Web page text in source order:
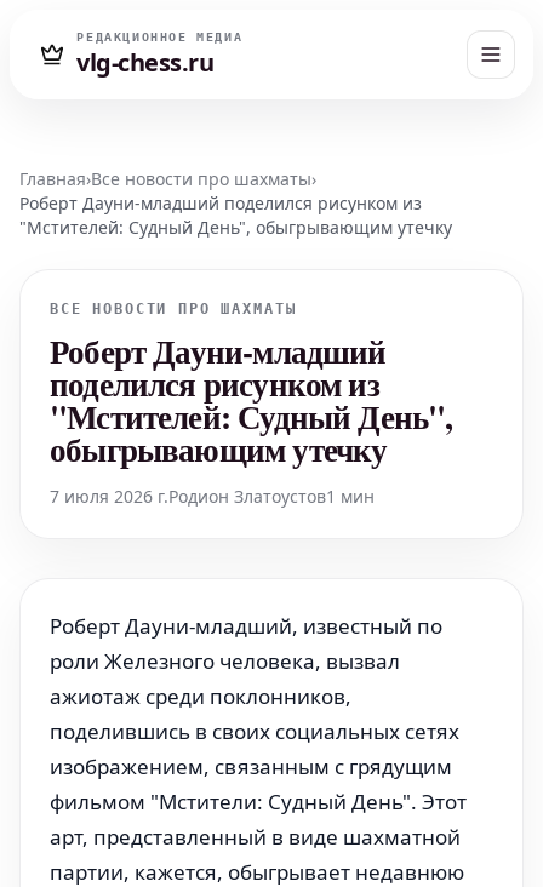
РЕДАКЦИОННОЕ МЕДИА
vlg-chess.ru
Главная›Все новости про шахматы›
Роберт Дауни-младший поделился рисунком из
"Мстителей: Судный День", обыгрывающим утечку
ВСЕ НОВОСТИ ПРО ШАХМАТЫ
Роберт Дауни-младший
поделился рисунком из
"Мстителей: Судный День",
обыгрывающим утечку
7 июля 2026 г.Родион Златоустов1 мин
Роберт Дауни-младший, известный по
роли Железного человека, вызвал
ажиотаж среди поклонников,
поделившись в своих социальных сетях
изображением, связанным с грядущим
фильмом "Мстители: Судный День". Этот
арт, представленный в виде шахматной
партии, кажется, обыгрывает недавнюю